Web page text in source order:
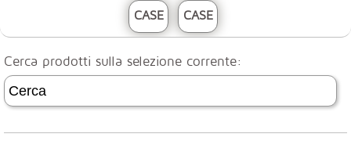
CASE CASE
Cerca prodotti sulla selezione corrente: